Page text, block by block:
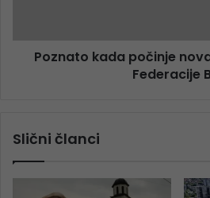
Poznato kada počinje
Federacije
Slični članci